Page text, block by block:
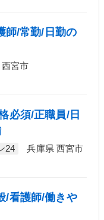
師/常勤/日勤の
宮市
必須/正職員/日
24
兵庫県 西宮市
/看護師/働きや